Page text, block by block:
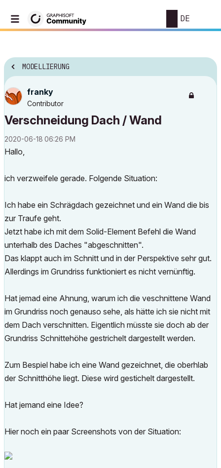
DE
MODELLIERUNG
franky
Contributor
Verschneidung Dach / Wand
‎2020-06-18 06:26 PM
Hallo,
ich verzweifele gerade. Folgende Situation:
Ich habe ein Schrägdach gezeichnet und ein Wand die bis
zur Traufe geht.
Jetzt habe ich mit dem Solid-Element Befehl die Wand
unterhalb des Daches "abgeschnitten".
Das klappt auch im Schnitt und in der Perspektive sehr gut.
Allerdings im Grundriss funktioniert es nicht vernünftig.
Hat jemad eine Ahnung, warum ich die veschnittene Wand
im Grundriss noch genauso sehe, als hätte ich sie nicht mit
dem Dach verschnitten. Eigentlich müsste sie doch ab der
Grundriss Schnittehöhe gestrichelt dargestellt werden.
Zum Bespiel habe ich eine Wand gezeichnet, die oberhlab
der Schnitthöhe liegt. Diese wird gestichelt dargestellt.
Hat jemand eine Idee?
Hier noch ein paar Screenshots von der Situation: